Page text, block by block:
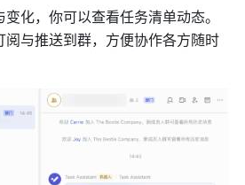
化，你可以查看任务清单动态。
与推送到群，方便协作各方随时